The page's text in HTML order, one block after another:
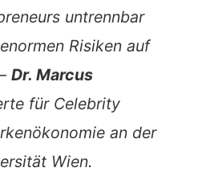
untrennbar
Risiken auf
Dr. Marcus
für Celebrity
an der
Wien.